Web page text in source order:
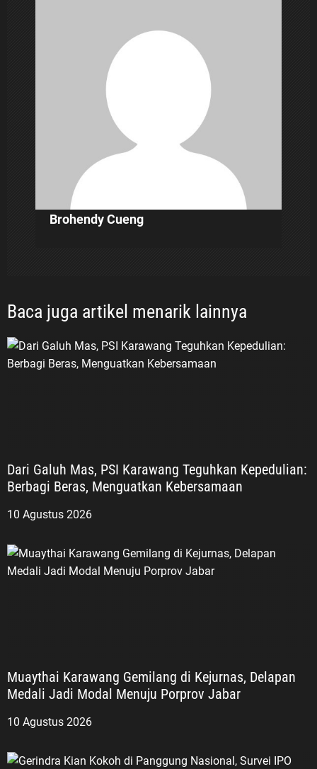
Brohendy Cueng
Baca juga artikel menarik lainnya
Dari Galuh Mas, PSI Karawang Teguhkan Kepedulian:
Berbagi Beras, Menguatkan Kebersamaan
10 Agustus 2026
Muaythai Karawang Gemilang di Kejurnas, Delapan
Medali Jadi Modal Menuju Porprov Jabar
10 Agustus 2026